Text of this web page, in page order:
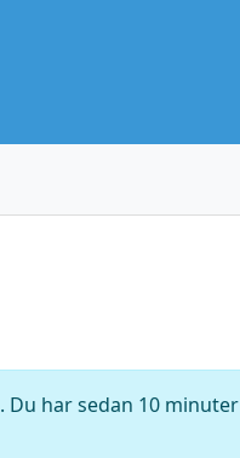
. Du har sedan 10